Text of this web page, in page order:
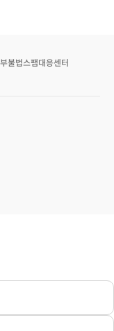
불법스팸대응센터